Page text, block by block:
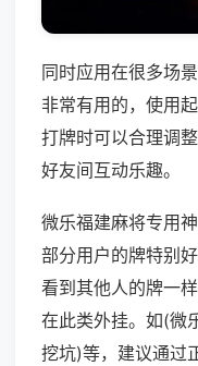
同时应用在很多场
非常有用的，使用
打牌时可以合理调
好友间互动乐趣。
微乐福建麻将专用
部分用户的牌特别
看到其他人的牌一
在此类外挂。如(微
挖坑)等，建议通过